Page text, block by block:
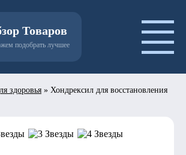
Товаров
подобрать лучшее
здоровья » Хондрексил для восстановления